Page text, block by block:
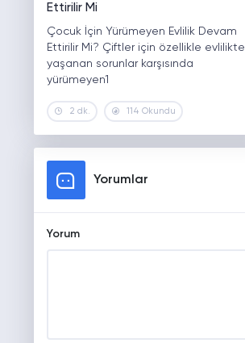
Ettirilir Mi
Çocuk İçin Yürümeyen Evlilik Devam
Ettirilir Mi? Çiftler için özellikle evlilikte
yaşanan sorunlar karşısında
yürümeyen1
2 dk. 114 Okundu
Yorumlar
Yorum